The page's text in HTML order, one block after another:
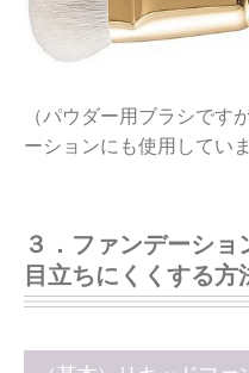
（パウダー用ブラシです
ーションにも使用していま
３．ファンデーシ
目立ちにくくする方